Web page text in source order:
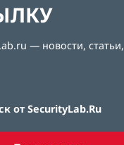
— новости, статьи,
от SecurityLab.Ru